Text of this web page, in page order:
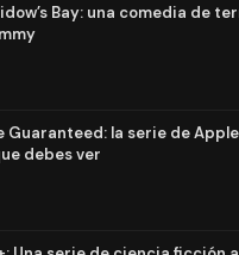
Bay: una comedia de
Guaranteed: la serie de
debes ver